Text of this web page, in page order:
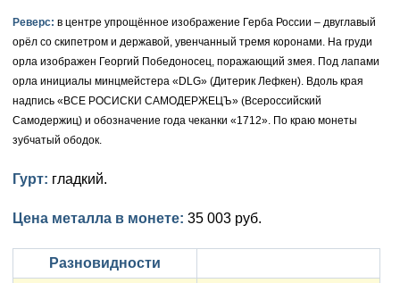
Памятные и донативные
Сибирские монеты
Для Молдавии и Валахии
Таврические монеты
Серебро
Медь
Для Пруссии
Анна Иоанновна (1730-1740)
Петр II (1727-1730)
Екатерина I (1725-1727)
Медь
Реверс: в центре упрощённое изображение Герба России – двуглавый
орёл со скипетром и державой, увенчанный тремя коронами. На груди
орла изображен Георгий Победоносец, поражающий змея. Под лапами
орла инициалы минцмейстера «DLG» (Дитерик Лефкен). Вдоль края
надпись «ВСЕ РОСИСКИ САМОДЕРЖЕЦЪ» (Всероссийский
Самодержиц) и обозначение года чеканки «1712». По краю монеты
зубчатый ободок.
Гурт: гладкий.
Цена металла в монете: 35 003 руб.
Разновидности